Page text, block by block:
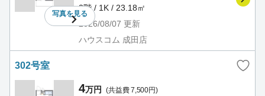
写真を見る
2階 / 1K / 23.18㎡
2026/08/07 更新
ハウスコム 成田店
302号室
4万円 (共益費 7,500円)